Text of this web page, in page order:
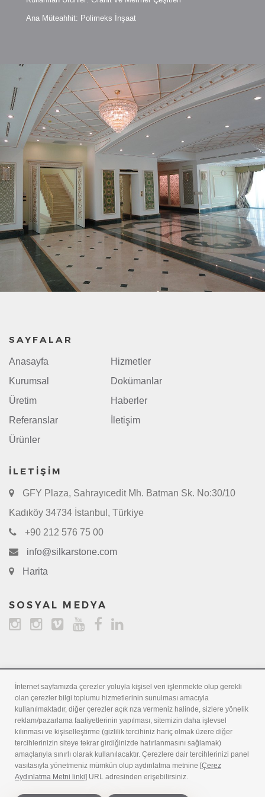
Ana Müteahhit: Polimeks İnşaat
SAYFALAR
Anasayfa
Kurumsal
Üretim
Referanslar
Ürünler
Hizmetler
Dokümanlar
Haberler
İletişim
İLETIŞIM
GFY Plaza, Sahrayıcedit Mh. Batman Sk. No:30/10
Kadıköy 34734 İstanbul, Türkiye
+90 212 576 75 00
info@silkarstone.com
Harita
SOSYAL MEDYA
Kalite Politikamız-İş Sağlığı ve Güvenliği Politikamız
Çevre Politikamız-Kişisel Verilerin Korunması-İş Etiği Kurallarımız
Rüşvet ve Yolsuzlukla Mücadele Politikamız
İnternet sayfamızda çerezler yoluyla kişisel veri işlenmekte olup gerekli
olan çerezler bilgi toplumu hizmetlerinin sunulması amacıyla
kullanılmaktadır, diğer çerezler açık rıza vermeniz halinde, sizlere yönelik
reklam/pazarlama faaliyetlerinin yapılması, sitemizin daha işlevsel
kılınması ve kişiselleştirme (gizlilik tercihiniz hariç olmak üzere diğer
tercihlerinizin siteye tekrar girdiğinizde hatırlanmasını sağlamak)
amaçlarıyla sınırlı olarak kullanılacaktır. Çerezlere dair tercihlerinizi panel
vasıtasıyla yönetmeniz mümkün olup aydınlatma metnine [Çerez
Aydınlatma Metni linki] URL adresinden erişebilirsiniz.